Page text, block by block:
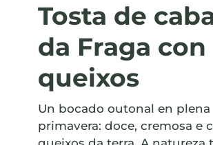
Tosta de
da Fraga con
queixos
Un bocado outonal en plena
primavera: doce, cremosa e